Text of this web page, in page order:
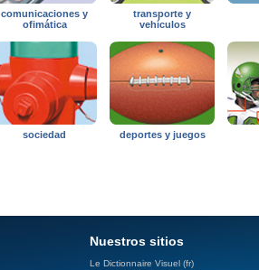
comunicaciones y
ofimática
transporte y
vehículos
sociedad deportes y juegos
Nuestros sitios
Le Dictionnaire Visuel (fr)